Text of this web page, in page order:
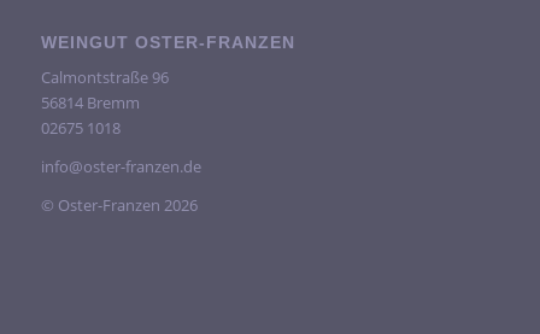
WEINGUT OSTER-FRANZEN
Calmontstraße 96
56814 Bremm
02675 1018
info@oster-franzen.de
© Oster-Franzen 2026